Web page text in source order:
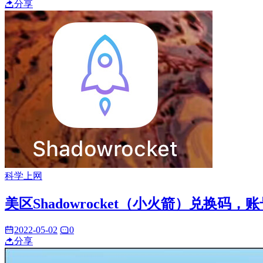
分享
科学上网
美区Shadowrocket（小火箭）兑换码，账
2022-05-02
0
分享